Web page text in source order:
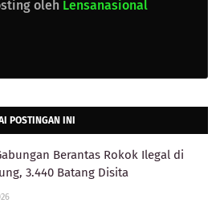
oleh Lensanasional
POSTINGAN INI
Berantas Rokok Ilegal di
3.440 Batang Disita